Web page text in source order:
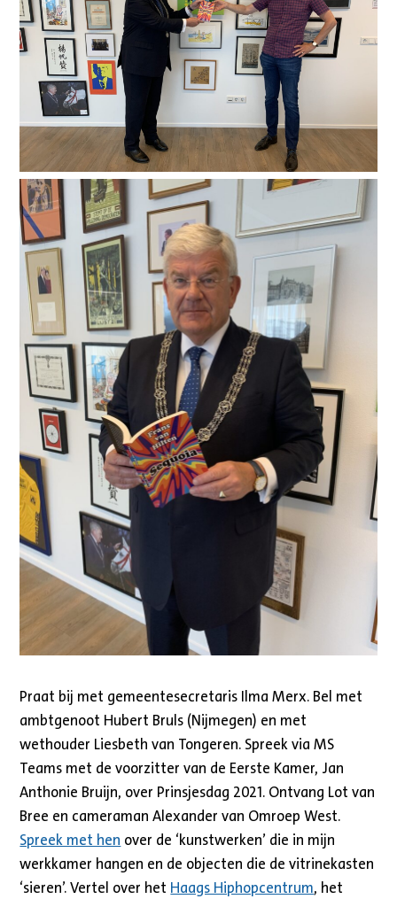
Praat bij met gemeentesecretaris Ilma Merx. Bel met
ambtgenoot Hubert Bruls (Nijmegen) en met
wethouder Liesbeth van Tongeren. Spreek via MS
Teams met de voorzitter van de Eerste Kamer, Jan
Anthonie Bruijn, over Prinsjesdag 2021. Ontvang Lot van
Bree en cameraman Alexander van Omroep West.
Spreek met hen over de ‘kunstwerken’ die in mijn
werkkamer hangen en de objecten die de vitrinekasten
‘sieren’. Vertel over het Haags Hiphopcentrum, het